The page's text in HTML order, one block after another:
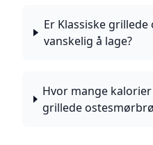
Er Klassiske
vanskelig å lage?
Hvor mange
grillede